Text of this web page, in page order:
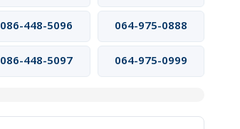
086-448-5096 064-975-0888
086-448-5097 064-975-0999